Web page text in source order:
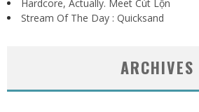
Hardcore, Actually. Meet Cút Lộn
Stream Of The Day : Quicksand
ARCHIVES